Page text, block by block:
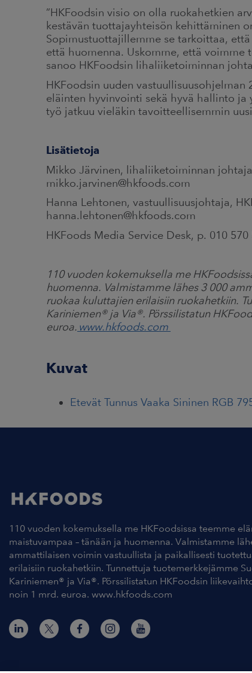
”HKFoodsin visio on olla ruokahetkien
kestävän tuottajayhteisön kehittäminen
Sopimustuottajillemme se tarkoittaa,
että huomenna. Uskomme, että voimme
sanoo HKFoodsin lihaliiketoiminnan
HKFoodsin uuden
eläinten hyvinvointi sekä hyvä hallinto
työ jatkuu vieläkin tavoitteellisemmin
Lisätietoja
Mikko Järvinen, lihaliiketoiminnan
mikko.jarvinen@hkfoods.com
Hanna Lehtonen, vastuullisuusjohtaja,
hanna.lehtonen@hkfoods.com
HKFoods Media Service Desk, p. 010
110 vuoden kokemuksella me
huomenna. Valmistamme lähes 3 000
ruokaa kuluttajien erilaisiin ruokahetkiin.
Kariniemen®ja Via®. Pörssilistatun
euroa. www.hkfoods.com
Kuvat
Etevät Tunnus Vaaka Sininen RGB
110 vuoden kokemuksella me HKFoodsissa teemme
maistuvampaa – tänään ja huomenna. Valmistamme
ammattilaisen voimin vastuullista ja paikallisesti
erilaisiin ruokahetkiin. Tunnettuja tuotemerkkejämme
Kariniemen® ja Via®. Pörssilistatun HKFoodsin
noin 1 mrd. euroa. www.hkfoods.com